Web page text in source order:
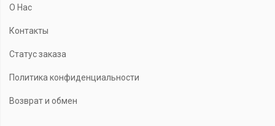
О Нас
Контакты
Статус заказа
Политика конфиденциальности
Возврат и обмен